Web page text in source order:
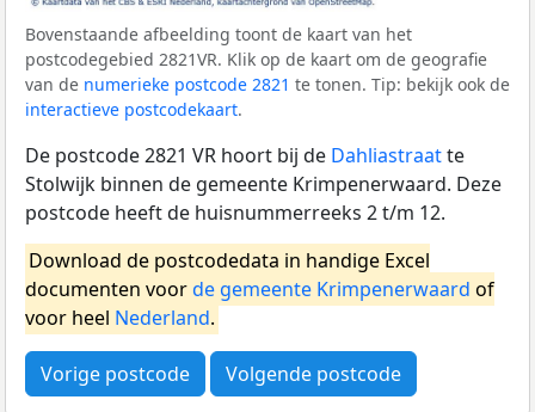
Bovenstaande afbeelding toont de kaart van het
postcodegebied 2821VR. Klik op de kaart om de geografie
van de numerieke postcode 2821 te tonen. Tip: bekijk ook de
interactieve postcodekaart.
De postcode 2821 VR hoort bij de Dahliastraatte
Stolwijk binnen de gemeente Krimpenerwaard. Deze
postcode heeft de huisnummerreeks 2 t/m 12.
Download de postcodedata in handige Excel
documenten voorde gemeente Krimpenerwaard of
voor heel Nederland.
Vorige postcode Volgende postcode